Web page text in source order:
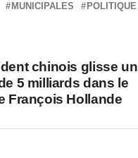
MUNICIPALES POLITIQUE
chinois glisse un
5 milliards dans le
François Hollande